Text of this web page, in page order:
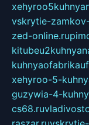
vskrytie-
zed-online.ru
xehyroo-5-
guzywia-4-
cs68.ru